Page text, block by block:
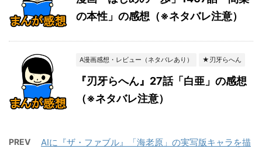
の本性」の感想（※ネタバレ注意）
A漫画感想・レビュー（ネタバレあり） ★刃牙らへん
『刃牙らへん』27話「白亜」の感想
（※ネタバレ注意）
PREV
AIに『ザ・ファブル』「海老原」の実写版キャラを描